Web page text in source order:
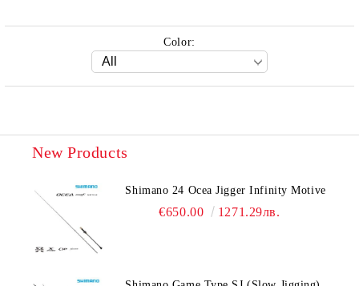
Color:
New Products
Shimano 24 Ocea Jigger Infinity Motive
€650.00 1271.29лв.